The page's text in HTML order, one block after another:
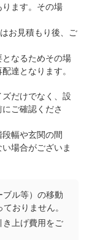
ます。その場
お見積もり後、ご
なるためその場
達となります。
だけでなく、設
ご確認くださ
幅や玄関の間
場合がございま
ル等）の移動
おりません。
き上げ費用をご